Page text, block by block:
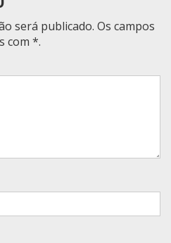
será publicado. Os campos
com *.